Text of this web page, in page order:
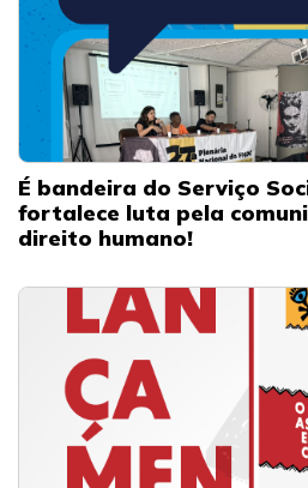
É bandeira do Serviço
fortalece luta pela
direito humano!